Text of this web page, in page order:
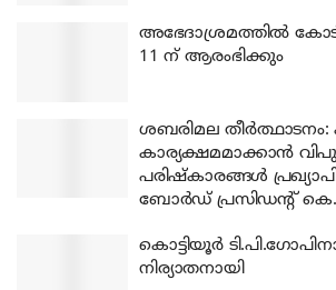
അഭേദാശ്രമത്തില്‍
11 ന് ആരംഭിക്കും
ശബരിമല
കാര്യക്ഷമമാക്കാന്‍
പരിഷ്‌കാരങ്ങള്‍
ബോര്‍ഡ് പ്രസിഡന്റ്
കൊട്ടിയൂര്‍
നിര്യാതനായി